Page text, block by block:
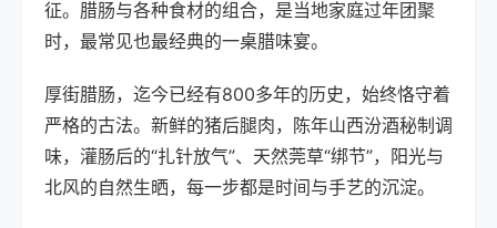
征。腊肠与各种食材的组合，是当地家庭过年团聚
时，最常见也最经典的一桌腊味宴。
厚街腊肠，迄今已经有800多年的历史，始终恪守着
严格的古法。新鲜的猪后腿肉，陈年山西汾酒秘制调
味，灌肠后的“扎针放气”、天然莞草“绑节”，阳光与
北风的自然生晒，每一步都是时间与手艺的沉淀。